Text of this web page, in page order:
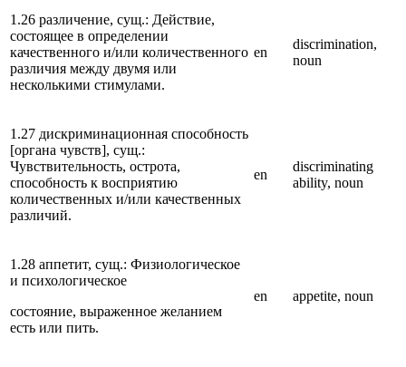
1.26 различение, сущ.: Действие,
состоящее в определении
качественного и/или количественного
различия между двумя или
несколькими стимулами.
en
discrimination,
noun
1.27 дискриминационная способность
[органа чувств], сущ.:
Чувствительность, острота,
способность к восприятию
количественных и/или качественных
различий.
en
discriminating
ability, noun
1.28 аппетит, сущ.: Физиологическое
и психологическое
состояние, выраженное желанием
есть или пить.
en appetite, noun